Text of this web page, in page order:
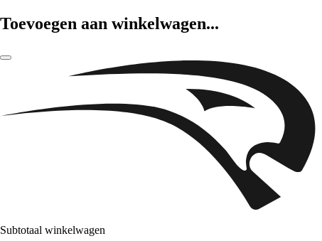
Toevoegen aan winkelwagen...
Subtotaal winkelwagen